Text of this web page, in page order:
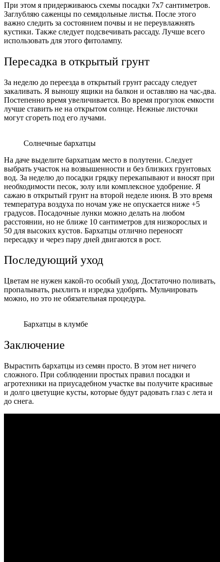
При этом я придерживаюсь схемы посадки 7х7 сантиметров.
Заглубляю саженцы по семядольные листья. После этого
важно следить за состоянием почвы и не переувлажнять
кустики. Также следует подсвечивать рассаду. Лучше всего
использовать для этого фитолампу.
Пересадка в открытый грунт
За неделю до переезда в открытый грунт рассаду следует
закаливать. Я выношу ящики на балкон и оставляю на час-два.
Постепенно время увеличивается. Во время прогулок емкости
лучше ставить не на открытом солнце. Нежные листочки
могут сгореть под его лучами.
Солнечные бархатцы
На даче выделите бархатцам место в полутени. Следует
выбрать участок на возвышенности и без близких грунтовых
вод. За неделю до посадки грядку перекапывают и вносят при
необходимости песок, золу или комплексное удобрение. Я
сажаю в открытый грунт на второй неделе июня. В это время
температура воздуха по ночам уже не опускается ниже +5
градусов. Посадочные лунки можно делать на любом
расстоянии, но не ближе 10 сантиметров для низкорослых и
50 для высоких кустов. Бархатцы отлично переносят
пересадку и через пару дней двигаются в рост.
Последующий уход
Цветам не нужен какой-то особый уход. Достаточно поливать,
пропалывать, рыхлить и изредка удобрять. Мульчировать
можно, но это не обязательная процедура.
Бархатцы в клумбе
Заключение
Вырастить бархатцы из семян просто. В этом нет ничего
сложного. При соблюдении простых правил посадки и
агротехники на приусадебном участке вы получите красивые
и долго цветущие кусты, которые будут радовать глаз с лета и
до снега.